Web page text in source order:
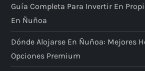
Guía Completa Para Invertir En
En Ñuñoa
Dónde Alojarse En Ñuñoa: Mejores
Opciones Premium